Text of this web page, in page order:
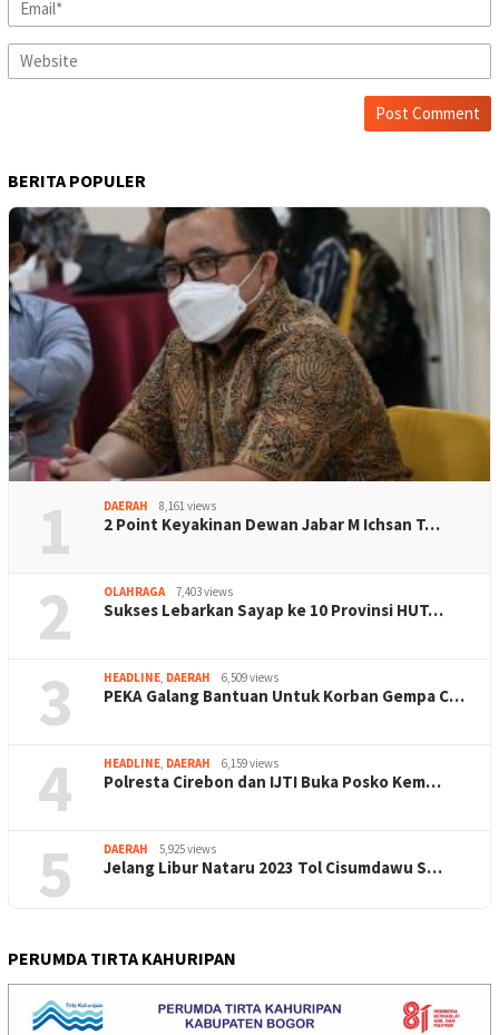
BERITA POPULER
1 DAERAH 8,161 views
2 Point Keyakinan Dewan Jabar M Ichsan T…
2 OLAHRAGA 7,403 views
Sukses Lebarkan Sayap ke 10 Provinsi HUT…
3 HEADLINE, DAERAH 6,509 views
PEKA Galang Bantuan Untuk Korban Gempa C…
4 HEADLINE, DAERAH 6,159 views
Polresta Cirebon dan IJTI Buka Posko Kem…
5 DAERAH 5,925 views
Jelang Libur Nataru 2023 Tol Cisumdawu S…
PERUMDA TIRTA KAHURIPAN